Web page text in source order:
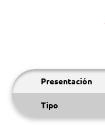
Presentación
Tipo